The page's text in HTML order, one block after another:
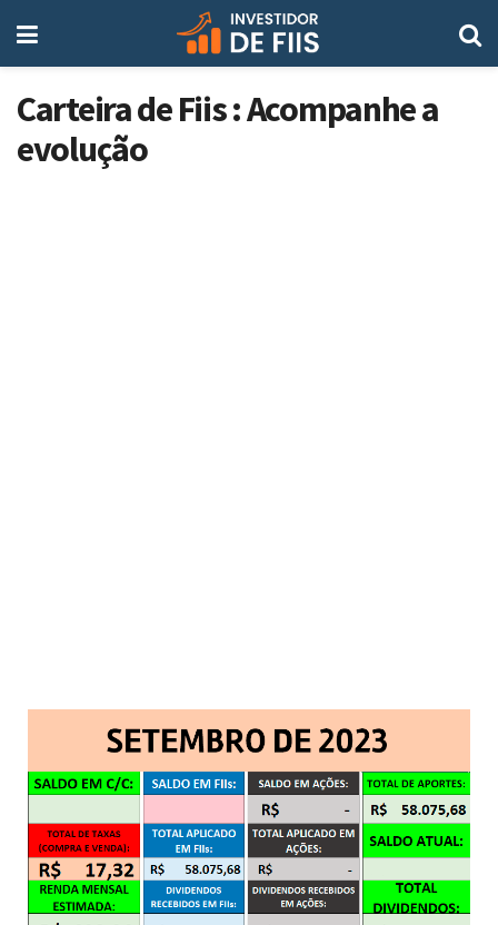
Carteira de Fiis : Acompanhe a
evolução